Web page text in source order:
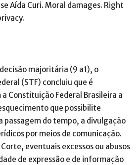
Aída Curi. Moral damages. Right
majoritária (9 a1), o
(STF) concluiu que é
a Constituição Federal Brasileira a
que possibilite
passagem do tempo, a divulgação
por meios de comunicação.
eventuais excessos ou abusos
de expressão e de informação